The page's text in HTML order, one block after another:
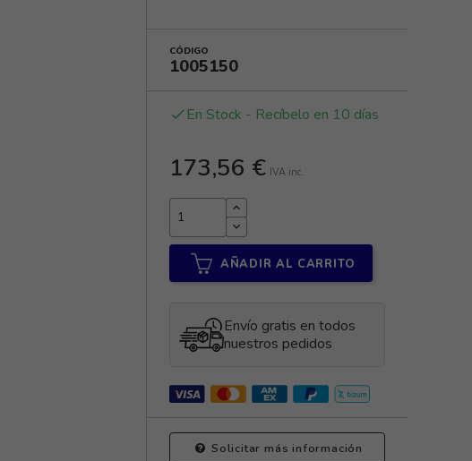
CÓDIGO
1005150
done En Stock - Recíbelo en 10 días
173,56 € IVA inc.
AÑADIR AL CARRITO
Envío gratis en todos
nuestros pedidos
Solicitar más información